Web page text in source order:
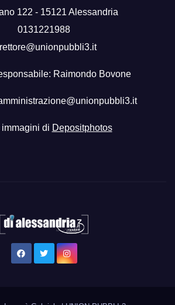
122 - 15121 Alessandria
0131221988
Raimondo Bovone
immagini di Depositphotos